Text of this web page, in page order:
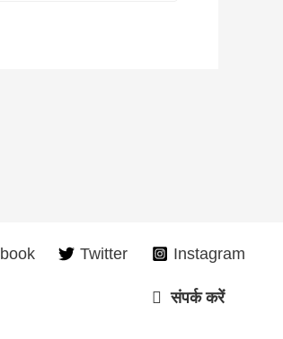
Twitter Instagram
संपर्क करें